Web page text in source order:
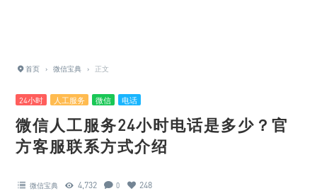
首页 › 微信宝典 › 正文
24小时 人工服务 微信 电话
微信人工服务24小时电话是多少？官
方客服联系方式介绍
微信宝典 4,732 0 248